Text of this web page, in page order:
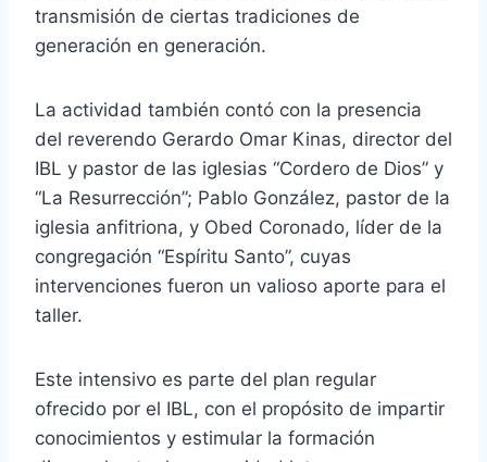
transmisión de ciertas tradiciones de
generación en generación.
La actividad también contó con la presencia
del reverendo Gerardo Omar Kinas, director del
IBL y pastor de las iglesias “Cordero de Dios” y
“La Resurrección”; Pablo González, pastor de la
iglesia anfitriona, y Obed Coronado, líder de la
congregación “Espíritu Santo”, cuyas
intervenciones fueron un valioso aporte para el
taller.
Este intensivo es parte del plan regular
ofrecido por el IBL, con el propósito de impartir
conocimientos y estimular la formación